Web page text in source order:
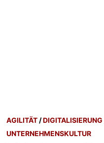
AGILITÄT /DIGITALISIERUNG
UNTERNEHMENSKULTUR